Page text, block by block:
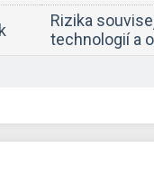
Rizika
technologií a